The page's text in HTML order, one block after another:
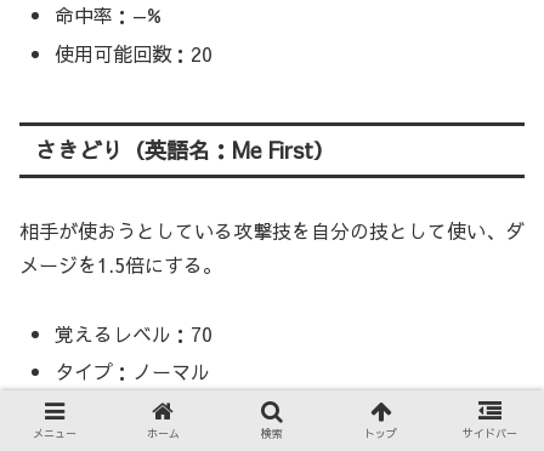
命中率：—%
使用可能回数：20
さきどり（英語名：Me First）
相手が使おうとしている攻撃技を自分の技として使い、ダ
メージを1.5倍にする。
覚えるレベル：70
タイプ：ノーマル
分類：変化
メニュー ホーム 検索 トップ サイドバー